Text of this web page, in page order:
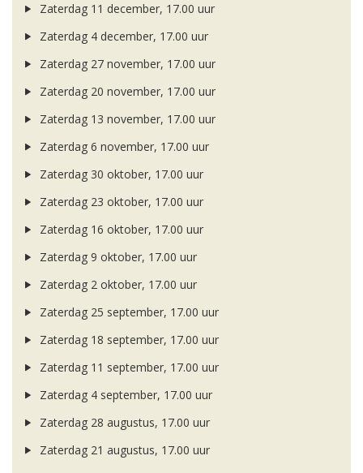
Zaterdag 11 december, 17.00 uur
Zaterdag 4 december, 17.00 uur
Zaterdag 27 november, 17.00 uur
Zaterdag 20 november, 17.00 uur
Zaterdag 13 november, 17.00 uur
Zaterdag 6 november, 17.00 uur
Zaterdag 30 oktober, 17.00 uur
Zaterdag 23 oktober, 17.00 uur
Zaterdag 16 oktober, 17.00 uur
Zaterdag 9 oktober, 17.00 uur
Zaterdag 2 oktober, 17.00 uur
Zaterdag 25 september, 17.00 uur
Zaterdag 18 september, 17.00 uur
Zaterdag 11 september, 17.00 uur
Zaterdag 4 september, 17.00 uur
Zaterdag 28 augustus, 17.00 uur
Zaterdag 21 augustus, 17.00 uur